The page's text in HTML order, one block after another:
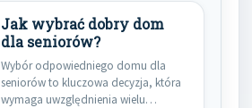
Jak wybrać dobry dom
dla seniorów?
Wybór odpowiedniego domu dla
seniorów to kluczowa decyzja, która
wymaga uwzględnienia wielu